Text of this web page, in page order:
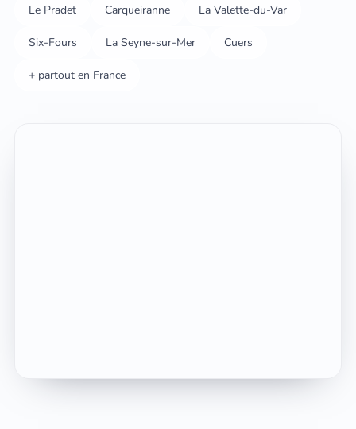
Le Pradet Carqueiranne La Valette-du-Var
Six-Fours La Seyne-sur-Mer Cuers
+ partout en France